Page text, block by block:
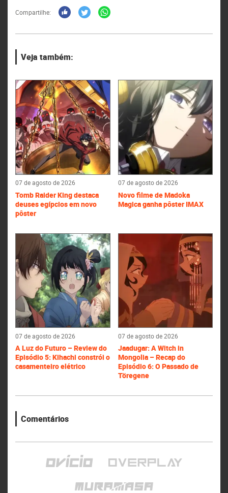
Compartilhe:
Veja também:
07 de agosto de 2026
Tomb Raider King destaca
deuses egípcios em novo
pôster
07 de agosto de 2026
Novo filme de Madoka
Magica ganha pôster IMAX
07 de agosto de 2026
A Luz do Futuro – Review do
Episódio 5: Kihachi constrói o
casamenteiro elétrico
07 de agosto de 2026
Jaadugar: A Witch in
Mongolia – Recap do
Episódio 6: O Passado de
Töregene
Comentários